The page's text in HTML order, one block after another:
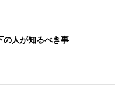
の人が知るべき事